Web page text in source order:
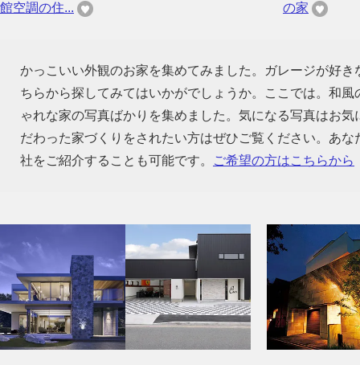
館空調の住...
の家
かっこいい外観のお家を集めてみました。ガレージが好
ちらから探してみてはいかがでしょうか。ここでは。和
ゃれな家の写真ばかりを集めました。気になる写真はお
だわった家づくりをされたい方はぜひご覧ください。あ
社をご紹介することも可能です。
ご希望の方はこちらから